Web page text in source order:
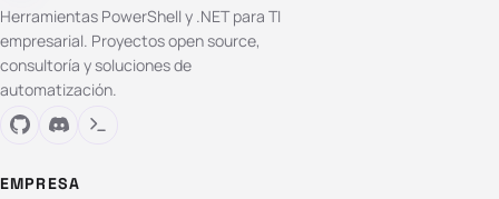
Herramientas PowerShell y .NET para TI
empresarial. Proyectos open source,
consultoría y soluciones de
automatización.
EMPRESA